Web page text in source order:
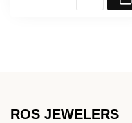
ROS JEWELERS